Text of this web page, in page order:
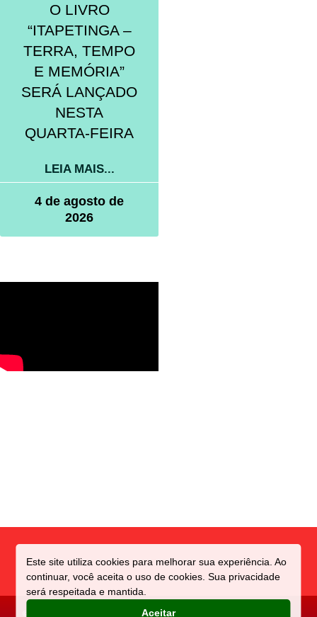
Este site utiliza cookies para melhorar sua experiência. Ao
continuar, você aceita o uso de cookies. Sua privacidade
será respeitada e mantida.
Aceitar
O LIVRO
“ITAPETINGA –
TERRA, TEMPO
E MEMÓRIA”
SERÁ LANÇADO
NESTA
QUARTA-FEIRA
LEIA MAIS...
4 de agosto de
2026